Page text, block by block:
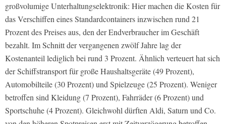
großvolumige Unterhaltungselektronik: Hier machen die Kosten für
das Verschiffen eines Standardcontainers inzwischen rund 21
Prozent des Preises aus, den der Endverbraucher im Geschäft
bezahlt. Im Schnitt der vergangenen zwölf Jahre lag der
Kostenanteil lediglich bei rund 3 Prozent. Ähnlich verteuert hat sich
der Schiffstransport für große Haushaltsgeräte (49 Prozent),
Automobilteile (30 Prozent) und Spielzeuge (25 Prozent). Weniger
betroffen sind Kleidung (7 Prozent), Fahrräder (6 Prozent) und
Sportschuhe (4 Prozent). Gleichwohl dürften Aldi, Saturn und Co.